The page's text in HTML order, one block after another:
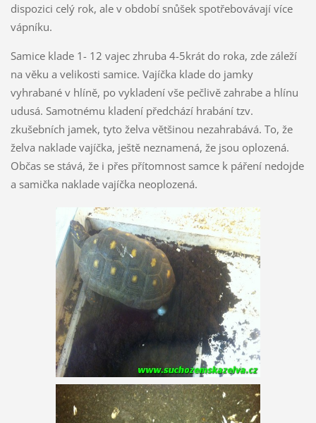
dispozici celý rok, ale v období snůšek spotřebovávají více
vápníku.
Samice klade 1- 12 vajec zhruba 4-5krát do roka, zde záleží
na věku a velikosti samice. Vajíčka klade do jamky
vyhrabané v hlíně, po vykladení vše pečlivě zahrabe a hlínu
udusá. Samotnému kladení předchází hrabání tzv.
zkušebních jamek, tyto želva většinou nezahrabává. To, že
želva naklade vajíčka, ještě neznamená, že jsou oplozená.
Občas se stává, že i přes přítomnost samce k páření nedojde
a samička naklade vajíčka neoplozená.